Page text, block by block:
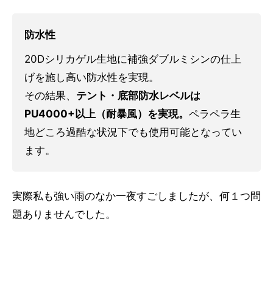
防水性
20Dシリカゲル生地に補強ダブルミシンの仕上
げを施し高い防水性を実現。
その結果、 テント・底部防水レベルは
PU4000+以上（耐暴風）を実現。 ペラペラ生
地どころ過酷な状況下でも使用可能となってい
ます。
実際私も強い雨のなか一夜すごしましたが、何１つ問
題ありませんでした。